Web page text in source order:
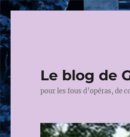
Le blog de
pour les fous d’opéras, de